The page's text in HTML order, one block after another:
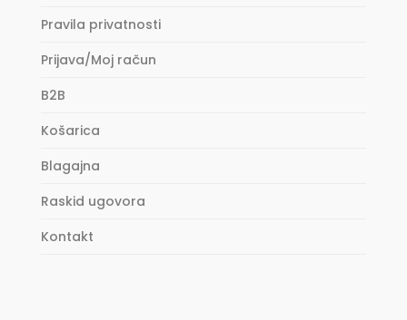
Pravila privatnosti
Prijava/Moj račun
B2B
Košarica
Blagajna
Raskid ugovora
Kontakt